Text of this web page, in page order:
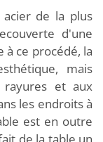
de la plus
d'une
à ce procédé, la
mais
rayures et aux
les endroits à
est en outre